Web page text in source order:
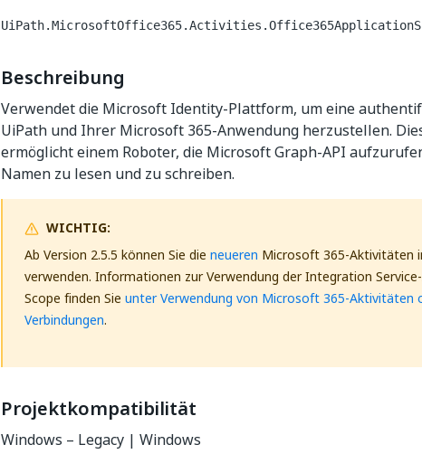
Beschreibung
Verwendet die Microsoft Identity-Plattform, um eine
UiPath und Ihrer Microsoft 365-Anwendung herzustellen.
ermöglicht einem Roboter, die Microsoft Graph-API
Namen zu lesen und zu schreiben.
WICHTIG:
Ab Version 2.5.5 können Sie die neueren Microsoft 365-Aktivitäten
verwenden. Informationen zur Verwendung der Integration
Scope finden Sie unter Verwendung von Microsoft 365-Aktivitäten
Verbindungen.
Projektkompatibilität
Windows – Legacy | Windows